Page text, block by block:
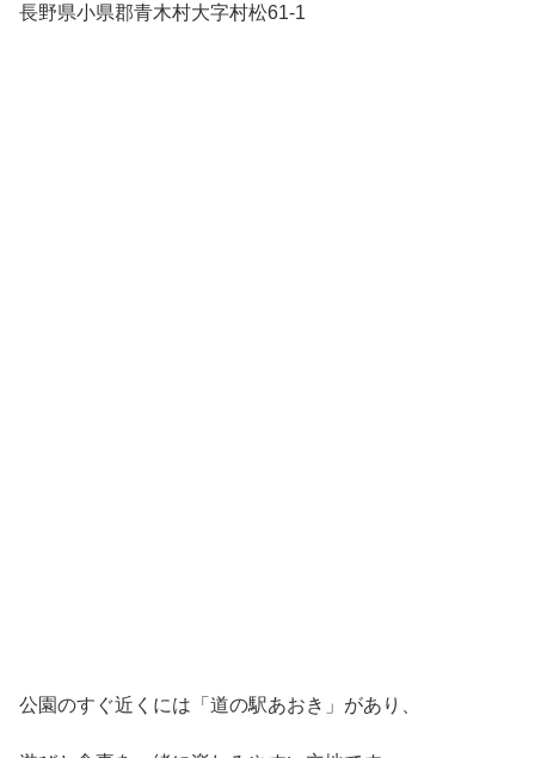
長野県小県郡青木村大字村松61-1
公園のすぐ近くには「道の駅あおき」があり、